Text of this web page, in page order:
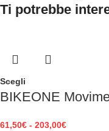
Ti potrebbe
Scegli
BIKEONE
61,50€ - 203,00€